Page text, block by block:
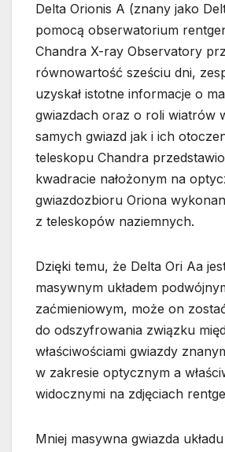
Delta Orionis A (znany jako
pomocą obserwatorium
Chandra X-ray Observatory
równowartość sześciu dni,
uzyskał istotne informacje o
gwiazdach oraz o roli wiatrów
samych gwiazd jak i ich
teleskopu Chandra
kwadracie nałożonym na
gwiazdozbioru Oriona
z teleskopów naziemnych.
Dzięki temu, że Delta Ori Aa
masywnym układem
zaćmieniowym, może on
do odszyfrowania związku
właściwościami gwiazdy
w zakresie optycznym a
widocznymi na zdjęciach
Mniej masywna gwiazda